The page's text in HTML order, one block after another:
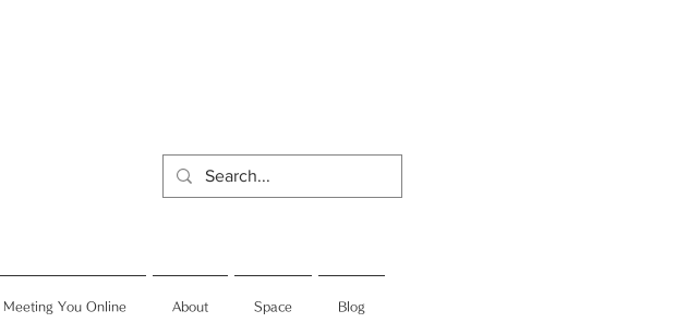
Meeting You Online About Space Blog